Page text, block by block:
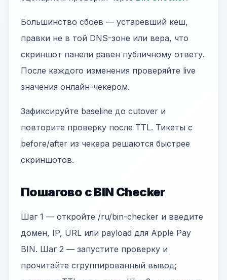
Большинство сбоев — устаревший кеш,
правки не в той DNS-зоне или вера, что
скриншот панели равен публичному ответу.
После каждого изменения проверяйте live
значения онлайн-чекером.
Зафиксируйте baseline до cutover и
повторите проверку после TTL. Тикеты с
before/after из чекера решаются быстрее
скриншотов.
Пошагово с BIN Checker
Шаг 1 — откройте /ru/bin-checker и введите
домен, IP, URL или payload для Apple Pay
BIN. Шаг 2 — запустите проверку и
прочитайте сгруппированный вывод;